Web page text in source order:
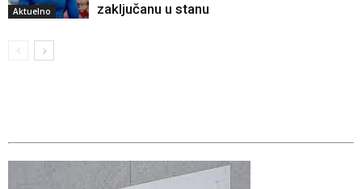
Aktuelno
zaključanu u stanu